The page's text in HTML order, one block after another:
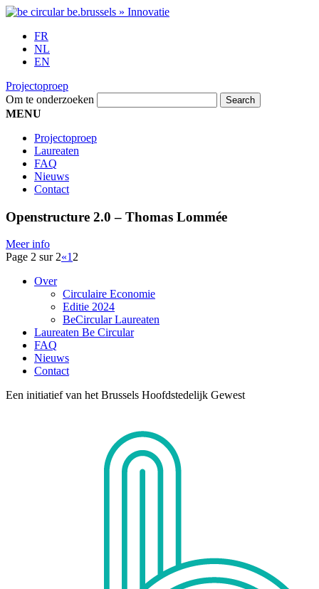
FR
NL
EN
Projectoproep
Om te onderzoeken
MENU
Projectoproep
Laureaten
FAQ
Nieuws
Contact
Openstructure 2.0 – Thomas Lommée
Meer info
Page 2 sur 2«12
Over
Circulaire Economie
Editie 2024
BeCircular Laureaten
Laureaten Be Circular
FAQ
Nieuws
Contact
Een initiatief van het Brussels Hoofdstedelijk Gewest